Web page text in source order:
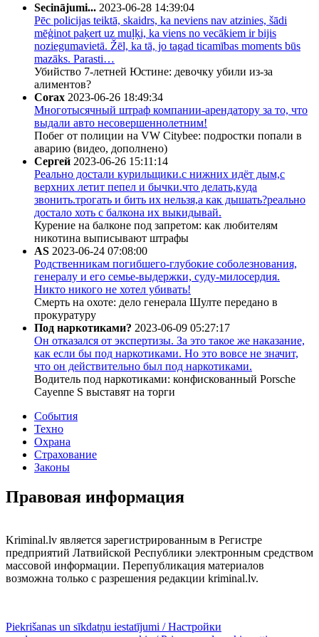
Secinājumi... 2023-06-28 14:39:04
Pēc policijas teiktā, skaidrs, ka neviens nav atzinies, šādi
mēģinot paķert uz muļķi, ka viens no vecākiem ir bijis
noziegumavietā. Žēl, ka tā, jo tagad ticamības moments būs
mazāks. Parasti…
Убийство 7-летней Юстине: девочку убили из-за
алиментов?
Corax 2023-06-26 18:49:34
Многотысячный штраф компании-арендатору за то, что
выдали авто несовершеннолетним!
Побег от полиции на VW Citybee: подростки попали в
аварию (видео, дополнено)
Сергей 2023-06-26 15:11:14
Реально достали курильщики.с нижних идёт дым,с
верхних летит пепел и бычки.что делать,куда
звонить.трогать и бить их нельзя,а как дышать?реально
достало хоть с балкона их выкидывай.
Курение на балконе под запретом: как любителям
никотина выписывают штрафы
AS 2023-06-24 07:08:00
Родственникам погибшего-глубокие соболезнования,
генералу и его семье-выдержки, суду-милосердия.
Никто никого не хотел убивать!
Смерть на охоте: дело генерала Шулте передано в
прокуратуру
Под наркотиками? 2023-06-09 05:27:17
Он отказался от экспертизы. За это такое же наказание,
как если бы под наркотиками. Но это вовсе не значит,
что он действительно был под наркотиками.
Водитель под наркотиками: конфискованный Porsche
Cayenne S выставят на торги
События
Техно
Охрана
Страхование
Законы
Правовая информация
Kriminal.lv является зарегистрированным в Регистре
предприятий Латвийской Республики электронным средством
массовой информации. Перепубликация материалов
возможна только с разрешения редакции kriminal.lv.
Piekrišanas un sīkdatņu iestatījumi / Настройки